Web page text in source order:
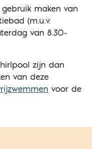
maken van
(m.u.v.
van 8.30-
zijn dan
van deze
voor de